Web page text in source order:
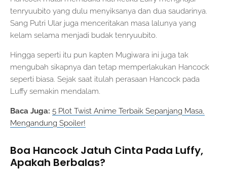
tenryuubito yang dulu menyiksanya dan dua saudarinya.
Sang Putri Ular juga menceritakan masa lalunya yang
kelam selama menjadi budak tenryuubito.
Hingga seperti itu pun kapten Mugiwara ini juga tak
mengubah sikapnya dan tetap memperlakukan Hancock
seperti biasa. Sejak saat itulah perasaan Hancock pada
Luffy semakin mendalam.
Baca Juga: 5 Plot Twist Anime Terbaik Sepanjang Masa,
Mengandung Spoiler!
Boa Hancock Jatuh Cinta Pada Luffy,
Apakah Berbalas?